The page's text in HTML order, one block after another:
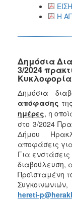
Η
Δημόσια
3/2024
Δημόσια
απόφασης
ημέρες, η
στο 3/2024
Δήμου
αποφάσεις
Για
διαβούλευση,
Προϊσταμένη
hereti-